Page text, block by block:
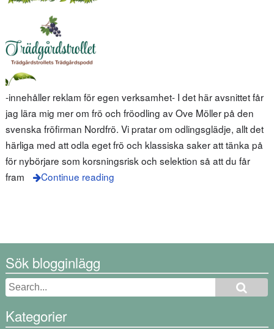
-innehåller reklam för egen verksamhet- I det här avsnittet får
jag lära mig mer om frö och fröodling av Ove Möller på den
svenska fröfirman Nordfrö. Vi pratar om odlingsglädje, allt det
härliga med att odla eget frö och klassiska saker att tänka på
för nybörjare som korsningsrisk och selektion så att du får
fram
Continue reading
Sök blogginlägg
Kategorier